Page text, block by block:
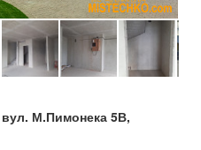
М.Пимонека 5В,